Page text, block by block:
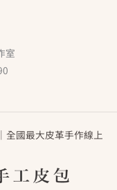
室
全國最大皮革手作線上